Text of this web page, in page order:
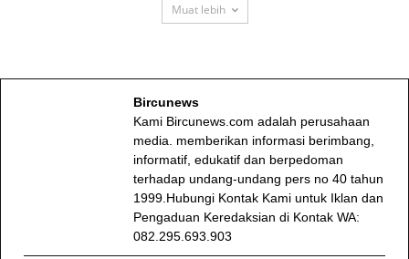
Muat lebih
Bircunews
Kami Bircunews.com adalah perusahaan
media. memberikan informasi berimbang,
informatif, edukatif dan berpedoman
terhadap undang-undang pers no 40 tahun
1999.Hubungi Kontak Kami untuk Iklan dan
Pengaduan Keredaksian di Kontak WA:
082.295.693.903